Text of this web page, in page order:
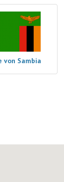
von Sambia